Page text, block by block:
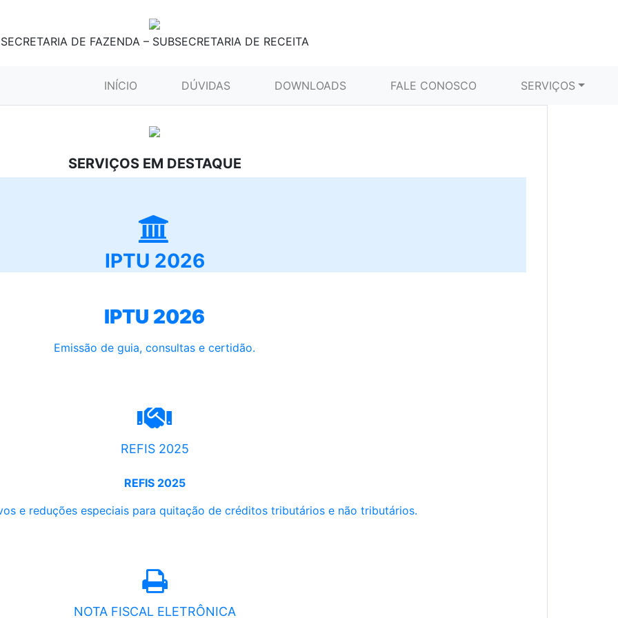
SECRETARIA DE FAZENDA – SUBSECRETARIA DE RECEITA
INÍCIO (CURRENT)DÚVIDAS DOWNLOADS FALE CONOSCO SERVIÇOS
SERVIÇOS EM DESTAQUE
IPTU 2026
IPTU 2026
Emissão de guia, consultas e certidão.
REFIS 2025
REFIS 2025
e reduções especiais para quitação de créditos tributários e não tributários.
NOTA FISCAL ELETRÔNICA